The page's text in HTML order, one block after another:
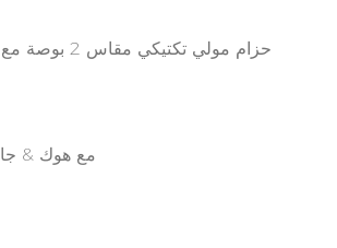
حزام مولي تكتيكي مقاس 2 بوصة مع حزام داخلي مقاس 1.5 بوصة
مع هوك &